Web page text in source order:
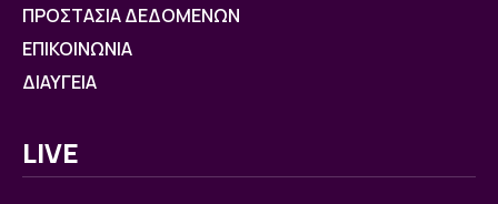
ΠΡΟΣΤΑΣΙΑ ΔΕΔΟΜΕΝΩΝ
ΕΠΙΚΟΙΝΩΝΙΑ
ΔΙΑΥΓΕΙΑ
LIVE